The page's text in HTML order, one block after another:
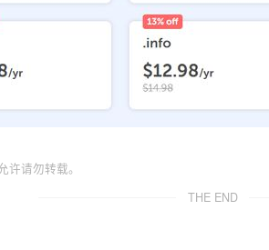
许请勿转载。
THE END